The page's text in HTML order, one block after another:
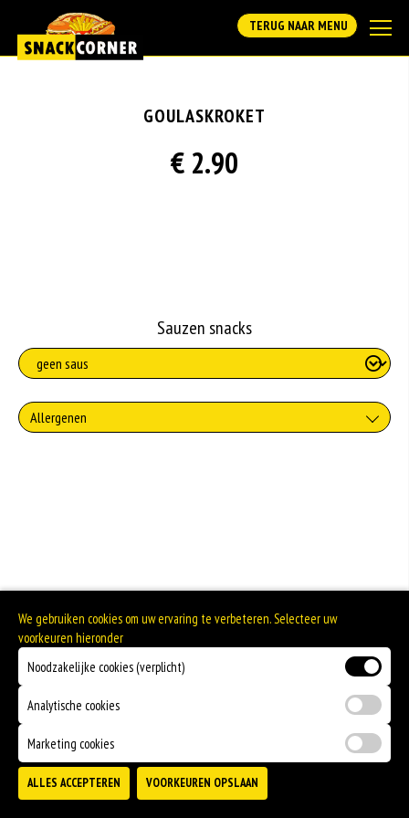
TERUG NAAR MENU
GOULASKROKET
€ 2.90
Sauzen snacks
Allergenen
We gebruiken cookies om uw ervaring te verbeteren. Selecteer uw
voorkeuren hieronder
Noodzakelijke cookies (verplicht)
Analytische cookies
Marketing cookies
ALLES ACCEPTEREN VOORKEUREN OPSLAAN